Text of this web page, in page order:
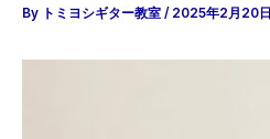
By トミヨシギター教室 / 2025年2月20日